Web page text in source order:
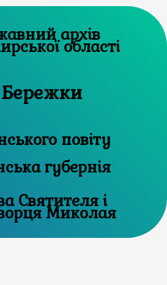
архів
області
Бережки
повіту
губернія
Святителя і
Миколая